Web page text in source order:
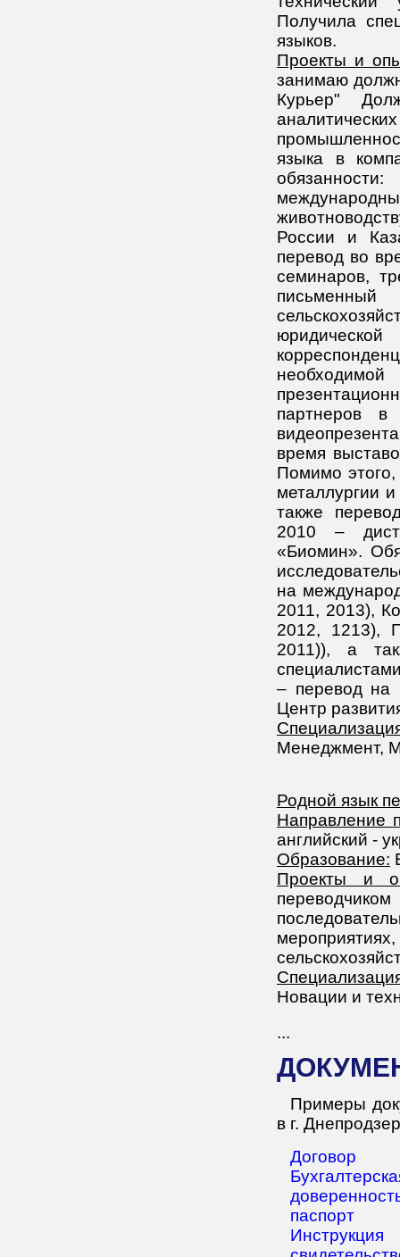
Получила
языков.
Проекты и
занимаю
Курьер"
языка в
России и
перевод во
семинаров,
партнеров в
время
Помимо этого,
металлургии
также
2010 –
«Биомин».
на
2011, 2013),
2012, 1213),
2011)), а
– перевод на
Центр
Менеджмент,
Родной язык
Направление
английский -
Образование:
Проекты и
Новации и
...
Примеры
в г.
Договор
паспорт
Инструкция